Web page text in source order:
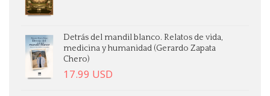
Detrás del mandil blanco. Relatos de vida,
medicina y humanidad (Gerardo Zapata
Chero)
17.99 USD